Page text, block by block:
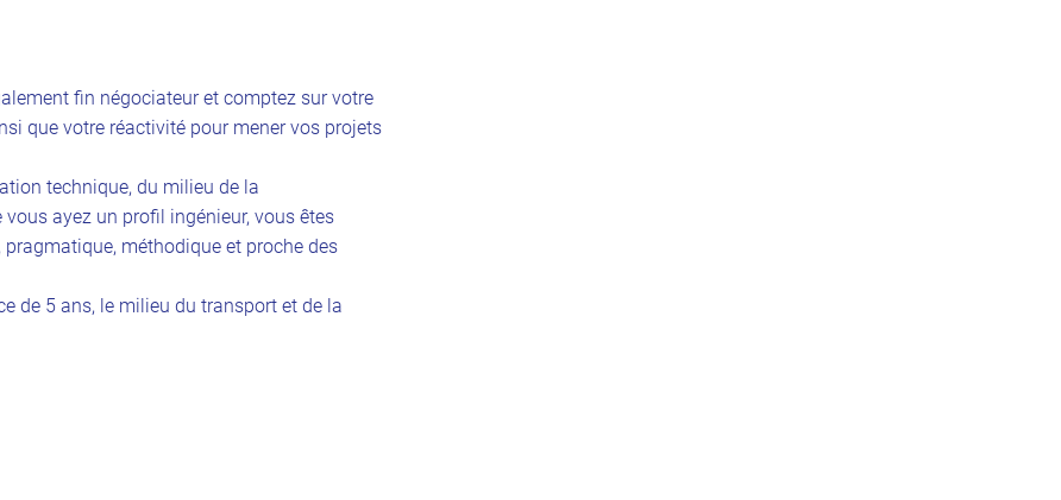
fin négociateur et comptez sur votre
que votre réactivité pour mener vos projets
technique, du milieu de la
ayez un profil ingénieur, vous êtes
pragmatique, méthodique et proche des
de 5 ans, le milieu du transport et de la